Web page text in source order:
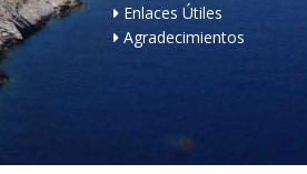
Enlaces Útiles
Agradecimientos